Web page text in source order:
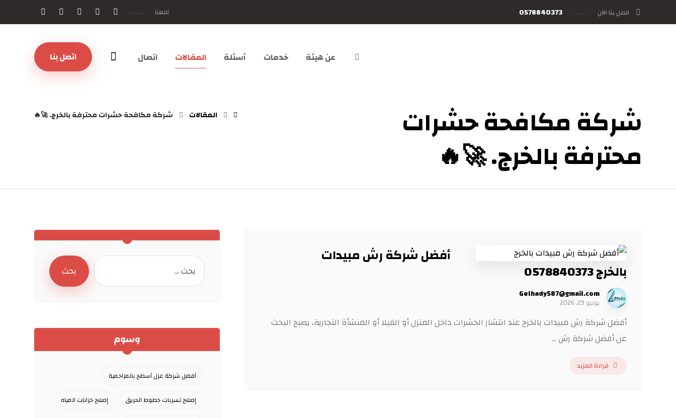
اتصل بنا الآن 0578840373 تابعنا
اتصل بنا عن هيئة خدمات أسئلة المقالات اتصال
شركة مكافحة حشرات
محترفة بالخرج. 🚀🔥
المقالات شركة مكافحة حشرات محترفة بالخرج. 🚀🔥
أفضل شركة رش مبيدات
بالخرج 0578840373
Gelhady587@gmail.com
يونيو 29, 2026
أفضل شركة رش مبيدات بالخرج عند انتشار الحشرات داخل المنزل أو الفيلا أو المنشأة التجارية، يصبح البحث
عن أفضل شركة رش ...
قراءة المزيد
وسوم
أفضل شركة عزل أسطح بالمزاحمية
إصلاح تسربات خطوط الحريق إصلاح خزانات المياه